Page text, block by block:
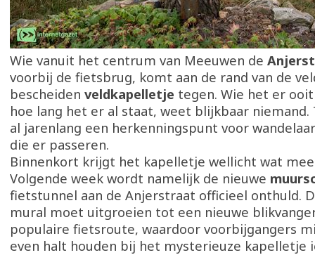
Wie vanuit het centrum van Meeuwen de
voorbij de fietsbrug, komt aan de rand van de
bescheiden veldkapelletje tegen. Wie het er
hoe lang het er al staat, weet blijkbaar
al jarenlang een herkenningspunt voor
die er passeren.
Binnenkort krijgt het kapelletje wellicht wat
Volgende week wordt namelijk de nieuwe
fietstunnel aan de Anjerstraat officieel onthuld.
mural moet uitgroeien tot een nieuwe
populaire fietsroute, waardoor voorbijgangers
even halt houden bij het mysterieuze kapelletje